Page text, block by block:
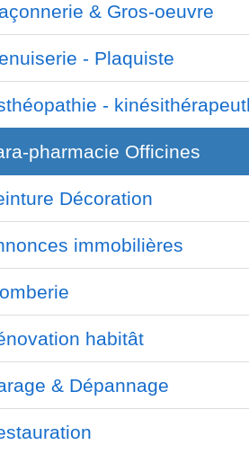
& Gros-oeuvre
- Plaquiste
-
pharmacie Officines
Décoration
immobilières
habitât
& Dépannage